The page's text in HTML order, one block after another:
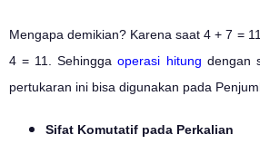
Mengapa demikian? Karena saat 4 + 7 =
4 = 11. Sehinggaoperasi hitung dengan
pertukaran ini bisa digunakan pada
Sifat Komutatif pada Perkalian